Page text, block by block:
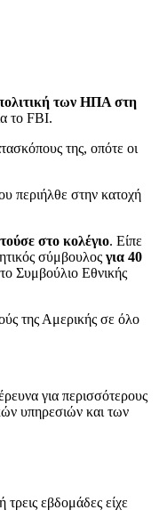
των ΗΠΑ στη
το FBI.
της, οπότε οι
περιήλθε στην κατοχή
στο κολέγιο. Είπε
σύμβουλος για 40
Συμβούλιο Εθνικής
της Αμερικής σε όλο
για περισσότερους
υπηρεσιών και των
εβδομάδες είχε